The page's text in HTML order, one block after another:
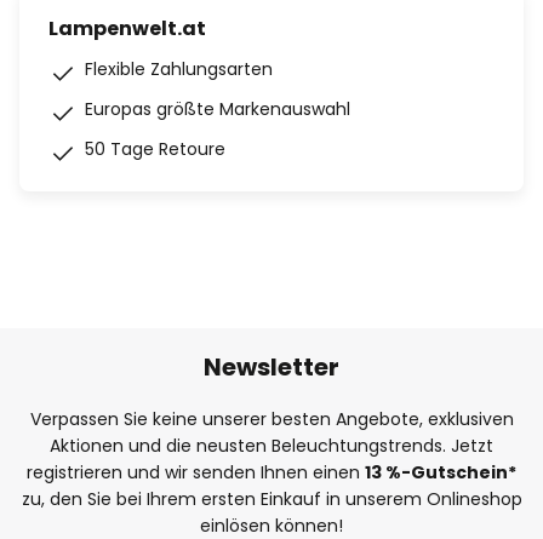
Lampenwelt.at
Flexible Zahlungsarten
Europas größte Markenauswahl
50 Tage Retoure
Newsletter
Verpassen Sie keine unserer besten Angebote, exklusiven
Aktionen und die neusten Beleuchtungstrends. Jetzt
registrieren und wir senden Ihnen einen 13 %-Gutschein*
zu, den Sie bei Ihrem ersten Einkauf in unserem Onlineshop
einlösen können!